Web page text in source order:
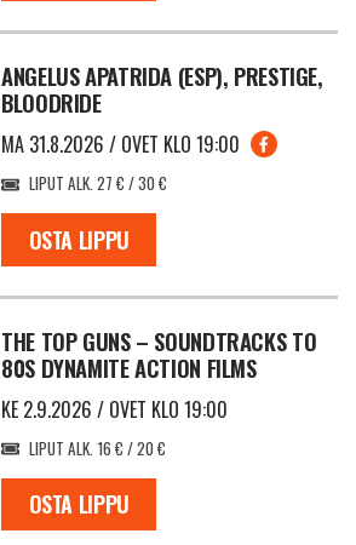
ANGELUS APATRIDA (ESP), PRESTIGE,
BLOODRIDE
MA 31.8.2026 / OVET KLO 19:00
LIPUT ALK. 27 € / 30 €
OSTA LIPPU
THE TOP GUNS – SOUNDTRACKS TO
80S DYNAMITE ACTION FILMS
KE 2.9.2026 / OVET KLO 19:00
LIPUT ALK. 16 € / 20 €
OSTA LIPPU